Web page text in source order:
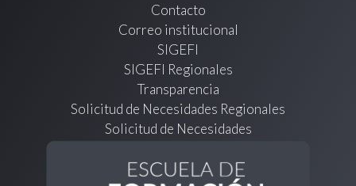
Contacto
Correo institucional
SIGEFI
SIGEFI Regionales
Transparencia
Solicitud de Necesidades Regionales
Solicitud de Necesidades